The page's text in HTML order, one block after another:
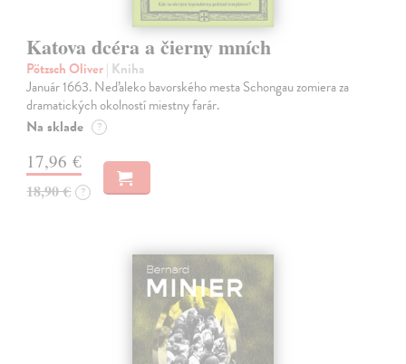
Katova dcéra a čierny mních
Pötzsch Oliver| Kniha
Január 1663. Neďaleko bavorského mesta Schongau zomiera za
dramatických okolností miestny farár.
Na sklade ?
17,96 €
18,90 € ?